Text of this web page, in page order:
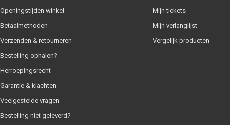
Openingstijden winkel
Betaalmethoden
Verzenden & retourneren
Bestelling ophalen?
Herroepingsrecht
Garantie & klachten
Veelgestelde vragen
Bestelling niet geleverd?
Mijn tickets
Mijn verlanglijst
Vergelijk producten